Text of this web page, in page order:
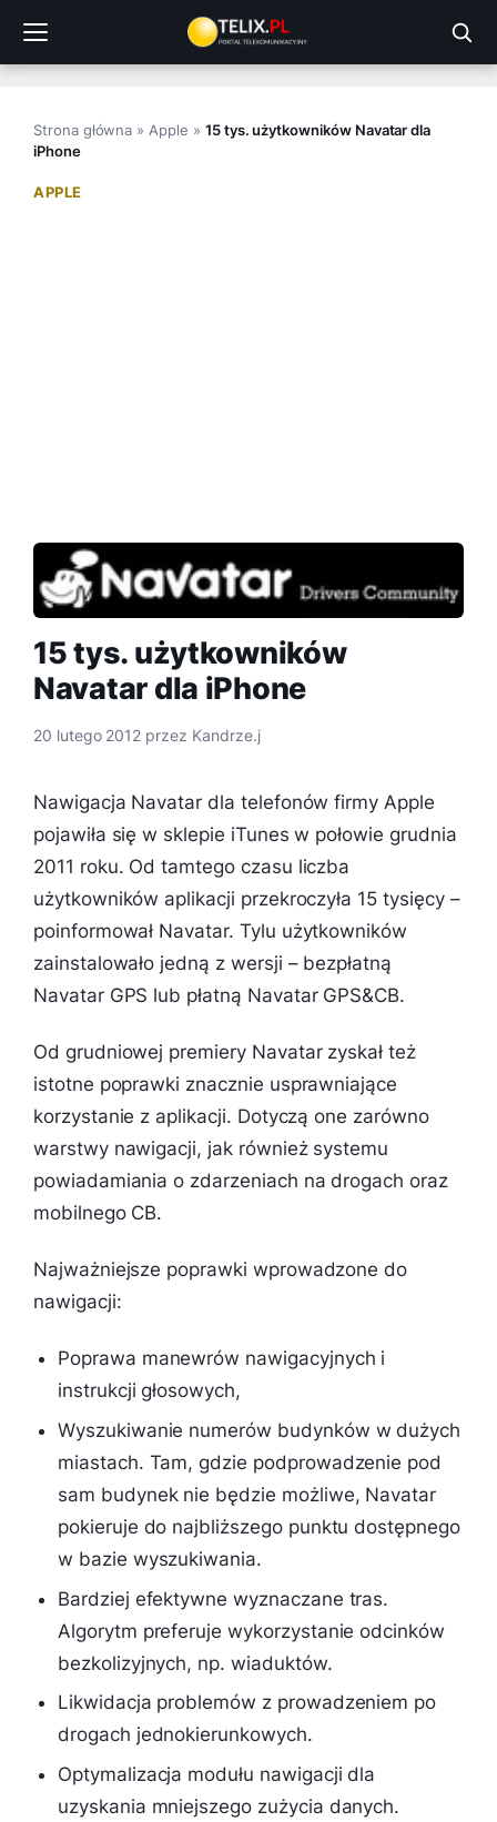
treści
Strona główna » Apple » 15 tys. użytkowników Navatar dla
iPhone
APPLE
15 tys. użytkowników
Navatar dla iPhone
20 lutego 2012 przez Kandrze.j
Nawigacja Navatar dla telefonów firmy Apple
pojawiła się w sklepie iTunes w połowie grudnia
2011 roku. Od tamtego czasu liczba
użytkowników aplikacji przekroczyła 15 tysięcy –
poinformował Navatar. Tylu użytkowników
zainstalowało jedną z wersji – bezpłatną
Navatar GPS lub płatną Navatar GPS&CB.
Od grudniowej premiery Navatar zyskał też
istotne poprawki znacznie usprawniające
korzystanie z aplikacji. Dotyczą one zarówno
warstwy nawigacji, jak również systemu
powiadamiania o zdarzeniach na drogach oraz
mobilnego CB.
Najważniejsze poprawki wprowadzone do
nawigacji:
Poprawa manewrów nawigacyjnych i
instrukcji głosowych,
Wyszukiwanie numerów budynków w dużych
miastach. Tam, gdzie podprowadzenie pod
sam budynek nie będzie możliwe, Navatar
pokieruje do najbliższego punktu dostępnego
w bazie wyszukiwania.
Bardziej efektywne wyznaczane tras.
Algorytm preferuje wykorzystanie odcinków
bezkolizyjnych, np. wiaduktów.
Likwidacja problemów z prowadzeniem po
drogach jednokierunkowych.
Optymalizacja modułu nawigacji dla
uzyskania mniejszego zużycia danych.